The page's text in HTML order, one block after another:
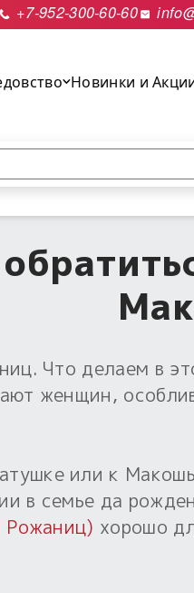
+7-952-300-60-60
Новинки и
Что делаем в
женщин,
или к
в семье да
Рожаниц) хорошо